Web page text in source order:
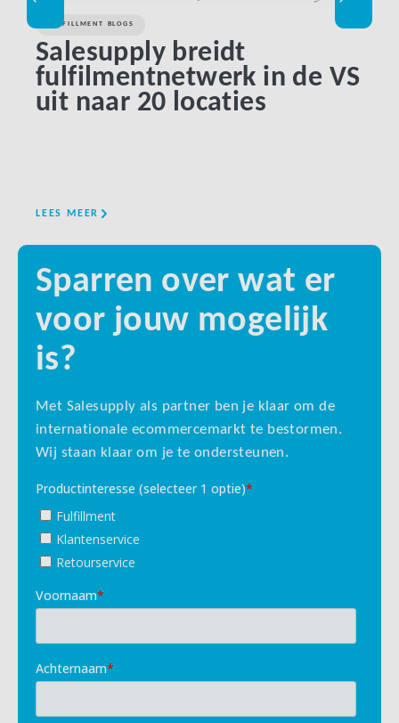
FULFILLMENT BLOGS
Salesupply breidt
fulfilmentnetwerk in de VS
uit naar 20 locaties
LEES MEER
Sparren over wat er
voor jouw mogelijk
is?
Met Salesupply als partner ben je klaar om de
internationale ecommercemarkt te bestormen.
Wij staan klaar om je te ondersteunen.